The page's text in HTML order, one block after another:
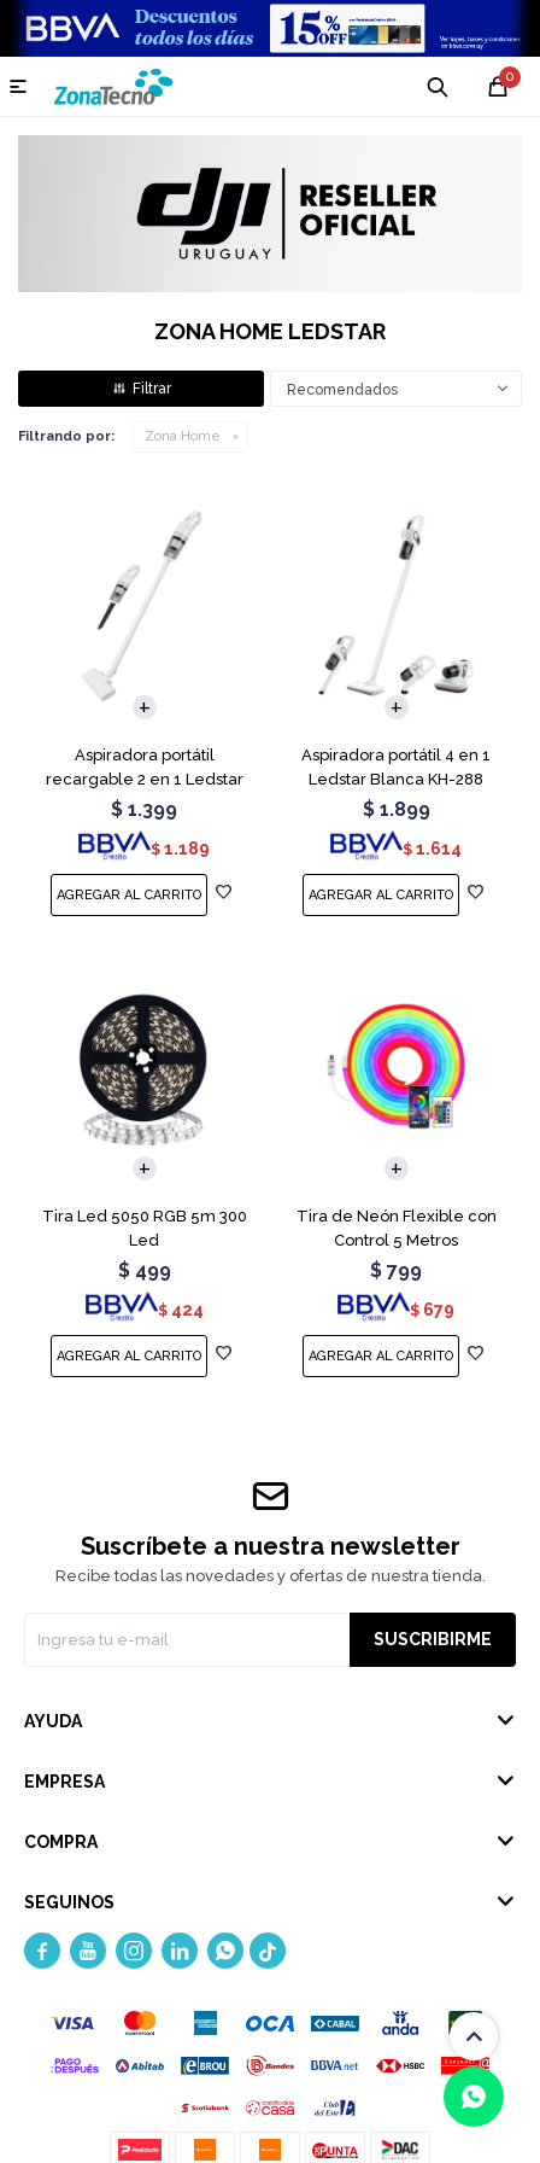
0

ZONA HOME LEDSTAR
Recomendados
Filtrando por: Zona Home
Aspiradora portátil
recargable 2 en 1 Ledstar
SR-133
$ 1.399
$ 1.189
Aspiradora portátil 4 en 1
Ledstar Blanca KH-288
$ 1.899
$ 1.614
Tira Led 5050 RGB 5m 300
Led
$ 499
$ 424
Tira de Neón Flexible con
Control 5 Metros
$ 799
$ 679
Suscríbete a nuestra newsletter
Recibe todas las novedades y ofertas de nuestra tienda.
SUSCRIBIRME
AYUDA
EMPRESA
COMPRA
SEGUINOS
    